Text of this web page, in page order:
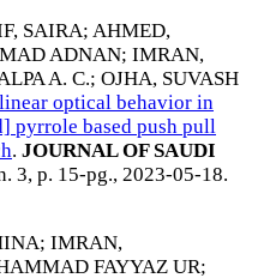
SAIRA; AHMED,
ADNAN; IMRAN,
A. C.; OJHA, SUVASH
optical behavior in
pyrrole based push pull
. JOURNAL OF SAUDI
3, p. 15-pg., 2023-05-18.
; IMRAN,
FAYYAZ UR;